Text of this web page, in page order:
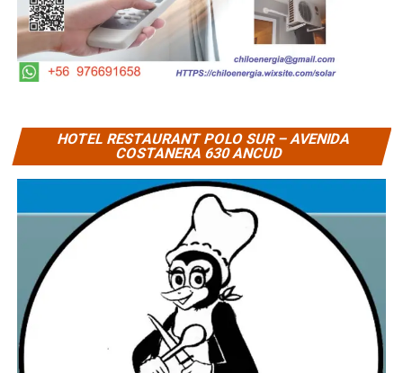
HOTEL RESTAURANT POLO SUR – AVENIDA
COSTANERA 630 ANCUD